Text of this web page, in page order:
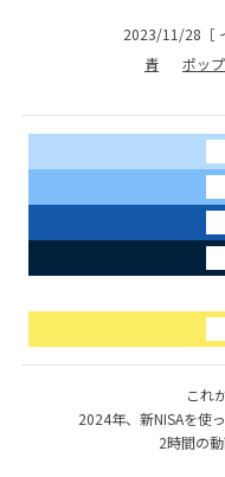
2023/11/28 ［
青
ポップ
これ
2024年、新NISAを使
2時間の